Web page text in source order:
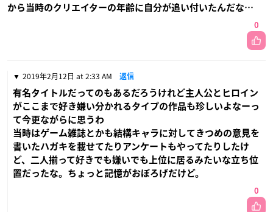
から当時のクリエイターの年齢に自分が追い付いたんだな…
0
2019年2月12日 at 2:33 AM 返信
有名タイトルだってのもあるだろうけれど主人公とヒロイン
がここまで好き嫌い分かれるタイプの作品も珍しいよなーっ
て今更ながらに思うわ
当時はゲーム雑誌とかも結構キャラに対してきつめの意見を
書いたハガキを載せてたりアンケートもやってたりしたけ
ど、二人揃って好きでも嫌いでも上位に居るみたいな立ち位
置だったな。ちょっと記憶がおぼろげだけど。
0